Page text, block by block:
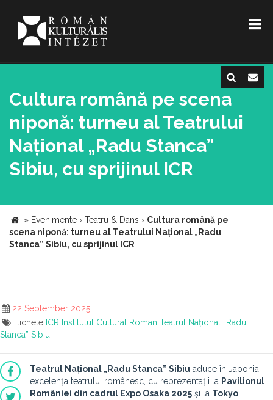
Cultura română pe scena
niponă: turneu al Teatrului
Național „Radu Stanca”
Sibiu, cu sprijinul ICR
» Evenimente › Teatru & Dans › Cultura română pe
scena niponă: turneu al Teatrului Național „Radu
Stanca” Sibiu, cu sprijinul ICR
22 September 2025
Etichete ICR Institutul Cultural Roman Teatrul Național „Radu
Stanca” Sibiu
Teatrul Național „Radu Stanca” Sibiu aduce în Japonia
excelența teatrului românesc, cu reprezentații la Pavilionul
României din cadrul Expo Osaka 2025 și la Tokyo